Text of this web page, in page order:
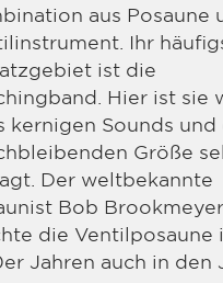
aus Posaune
Ihr
ist die
Hier ist sie
kernigen Sounds und
Größe
Der weltbekannte
Bob Brookmeyer
die Ventilposaune
Jahren auch in den